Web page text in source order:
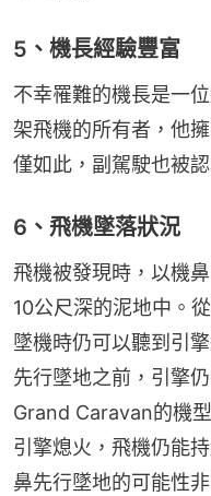
5、機長經驗豐富
不幸罹難的機長是一
架飛機的所有者，他
僅如此，副駕駛也被
6、飛機墜落狀況
飛機被發現時，以機
10公尺深的泥地中。
墜機時仍可以聽到引
先行墜地之前，引擎
Grand Caravan的機
引擎熄火，飛機仍能
鼻先行墜地的可能性非